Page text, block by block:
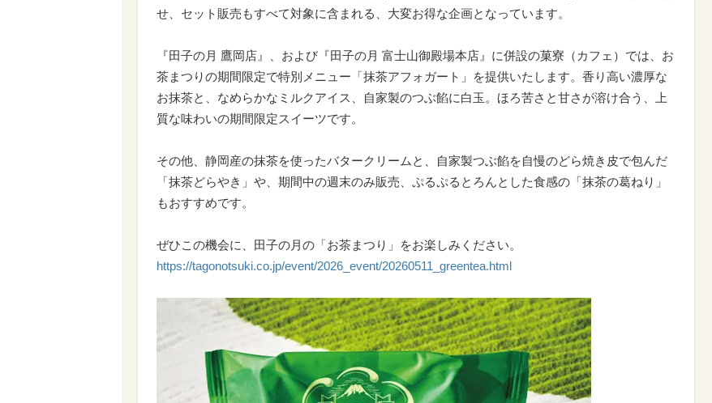
せ、セット販売もすべて対象に含まれる、大変お得な企画となっています。
『田子の月 鷹岡店』、および『田子の月 富士山御殿場本店』に併設の菓寮（カフェ）では、お
茶まつりの期間限定で特別メニュー「抹茶アフォガート」を提供いたします。香り高い濃厚な
お抹茶と、なめらかなミルクアイス、自家製のつぶ餡に白玉。ほろ苦さと甘さが溶け合う、上
質な味わいの期間限定スイーツです。
その他、静岡産の抹茶を使ったバタークリームと、自家製つぶ餡を自慢のどら焼き皮で包んだ
「抹茶どらやき」や、期間中の週末のみ販売、ぷるぷるとろんとした食感の「抹茶の葛ねり」
もおすすめです。
ぜひこの機会に、田子の月の「お茶まつり」をお楽しみください。
https://tagonotsuki.co.jp/event/2026_event/20260511_greentea.html